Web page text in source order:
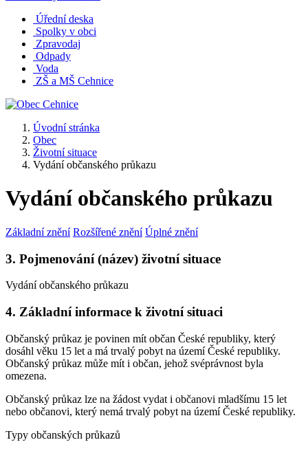
Úřední deska
Spolky v obci
Zpravodaj
Odpady
Voda
ZŠ a MŠ Cehnice
Úvodní stránka
Obec
Životní situace
Vydání občanského průkazu
Vydání občanského průkazu
Základní znění Rozšířené znění Úplné znění
3. Pojmenování (název) životní situace
Vydání občanského průkazu
4. Základní informace k životní situaci
Občanský průkaz je povinen mít občan České republiky, který
dosáhl věku 15 let a má trvalý pobyt na území České republiky.
Občanský průkaz může mít i občan, jehož svéprávnost byla
omezena.
Občanský průkaz lze na žádost vydat i občanovi mladšímu 15 let
nebo občanovi, který nemá trvalý pobyt na území České republiky.
Typy občanských průkazů